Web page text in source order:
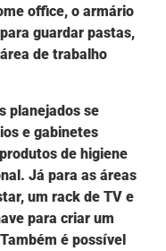
office, o armário
guardar pastas,
de trabalho
planejados se
e gabinetes
de higiene
Já para as áreas
um rack de TV e
para criar um
é possível